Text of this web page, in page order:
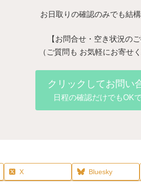
お日取りの確認のみでも結
【お問合せ・空き状況のご
（ご質問も お気軽にお寄せ
クリックしてお問い
日程の確認だけでもOKで
X Bluesky